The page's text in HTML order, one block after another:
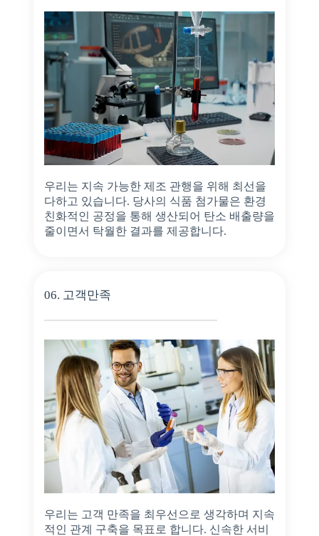
우리는 지속 가능한 제조 관행을 위해 최선을
다하고 있습니다. 당사의 식품 첨가물은 환경
친화적인 공정을 통해 생산되어 탄소 배출량을
줄이면서 탁월한 결과를 제공합니다.
06. 고객만족
우리는 고객 만족을 최우선으로 생각하며 지속
적인 관계 구축을 목표로 합니다. 신속한 서비